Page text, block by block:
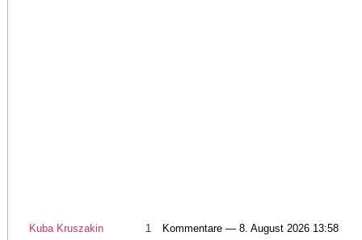
Kuba Kruszakin 1 Kommentare — 8. August 2026 13:58